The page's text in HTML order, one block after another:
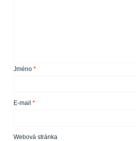
Jméno *
E-mail *
Webová stránka